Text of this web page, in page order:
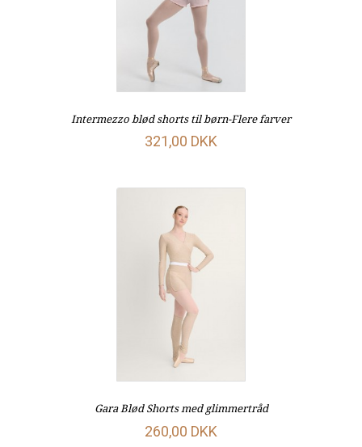
Intermezzo blød shorts til børn-Flere farver
321,00 DKK
Gara Blød Shorts med glimmertråd
260,00 DKK